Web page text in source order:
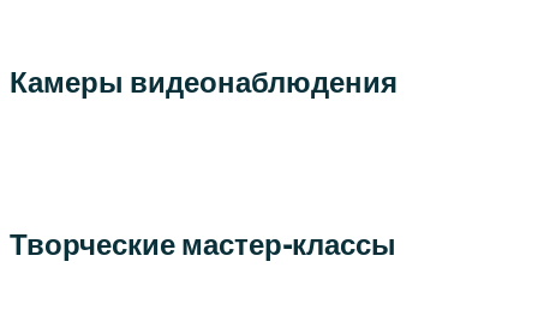
Камеры видеонаблюдения
Творческие мастер-классы